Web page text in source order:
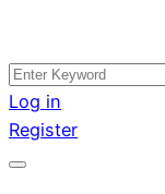
Skip
to
content
อสังหาโพสต์ รีวิวเย
หา แตกต่างอย่างตั้
กับทีมงานบริษัท บ้
รับจ้างโพสอสังหา ข
โพสต์ ที่ดิน กับทีมง
ขายได้จริงๆ ช่วยส
Search
for:
Log in
Register